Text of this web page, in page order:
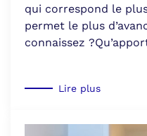
qui correspond le
permet le plus
connaissez
Lire plus